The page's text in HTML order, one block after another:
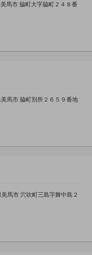
馬市 脇町大字脇町２４８番
馬市 脇町別所２６５９番地
馬市 穴吹町三島字舞中島２